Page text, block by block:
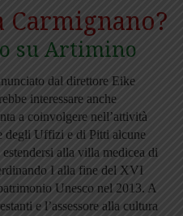
su Artimino
dal direttore Eike
interessare anche
a coinvolgere nell’attività
degli Uffizi e di Pitti alcune
alla villa medicea di
I alla fine del XVI
Unesco nel 2013. A
e l’assessore alla cultura